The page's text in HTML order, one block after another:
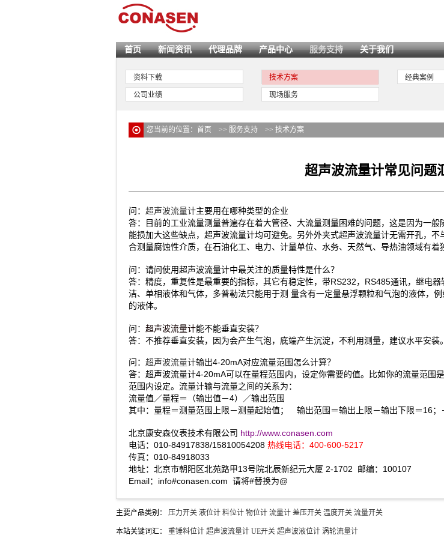
首页 新闻资讯 代理品牌 产品中心 服务支持 关于我们
资料下载 技术方案 经典案例
公司业绩 现场服务
您当前的位置： 首页 >> 服务支持 >> 技术方案
超声波流量计常见问题
问： 超声波流量计主要用在哪种类型的企业
答：目前的工业流量测量普遍存在着大管径、大流量测量困难的问题，这是因为一
能损加大这些缺点，超声波流量计均可避免。另外外夹式超声波流量计无需开孔，
合测量腐蚀性介质，在石油化工、电力、计量单位、水务、天然气、导热油领域有着
问：请问使用超声波流量计中最关注的质量特性是什么？
答：精度，重复性是最重要的指标，其它有稳定性，带RS232，RS485通讯，继电
洁、单相液体和气体，多普勒法只能用于测 量含有一定量悬浮颗粒和气泡的液体，
的液体。
问： 超声波流量计能不能垂直安装？
答：不推荐垂直安装，因为会产生气泡，底端产生沉淀，不利用测量，建议水平安装。
问： 超声波流量计输出4-20mA对应流量范围怎么计算？
答：超声波流量计4-20mA可以在量程范围内，设定你需要的值。比如你的流量范
范围内设定。流量计输与流量之间的关系为：
流量值／量程＝（输出值－4）／输出范围
其中：量程＝测量范围上限－测量起始值； 输出范围＝输出上限－输出下限＝16
北京康安森仪表技术有限公司 http://www.conasen.com
电话：010-84917838/15810054208 热线电话：400-600-5217
传真：010-84918033
地址：北京市朝阳区北苑路甲13号院北辰新纪元大厦 2-1702 邮编：100107
Email：info#conasen.com 请将#替换为@
主要产品类别： 压力开关 液位计 料位计 物位计 流量计 差压开关 温度开关 流量开关
本站关键词汇： 重锤料位计 超声波流量计 UE开关 超声波液位计 涡轮流量计